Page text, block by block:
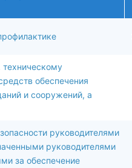
обеспечения
и сооружений, а
руководителями
руководителями
за обеспечение